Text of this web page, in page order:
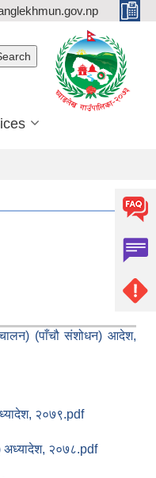
(पाँचौ संशोधन) आदेश,
२०७९.pdf
अध्यादेश, २०७८.pdf